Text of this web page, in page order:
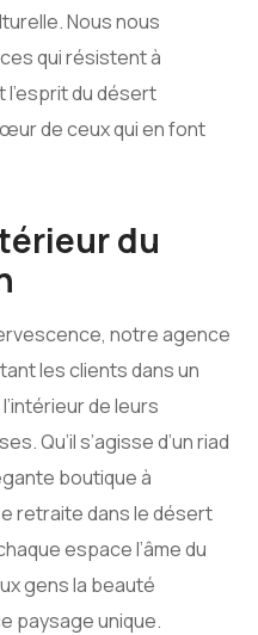
Nous nous
qui résistent à
l’esprit du désert
de ceux qui en font
du
notre agence
les clients dans un
de leurs
Qu’il s’agisse d’un riad
boutique à
retraite dans le désert
espace l’âme du
gens la beauté
paysage unique.